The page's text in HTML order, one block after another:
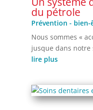
du pétrole
Prévention - bien-
Nous sommes «
jusque dans notre
lire plus